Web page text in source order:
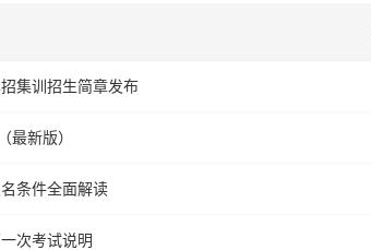
集训招生简章发布
最新版）
条件全面解读
次考试说明